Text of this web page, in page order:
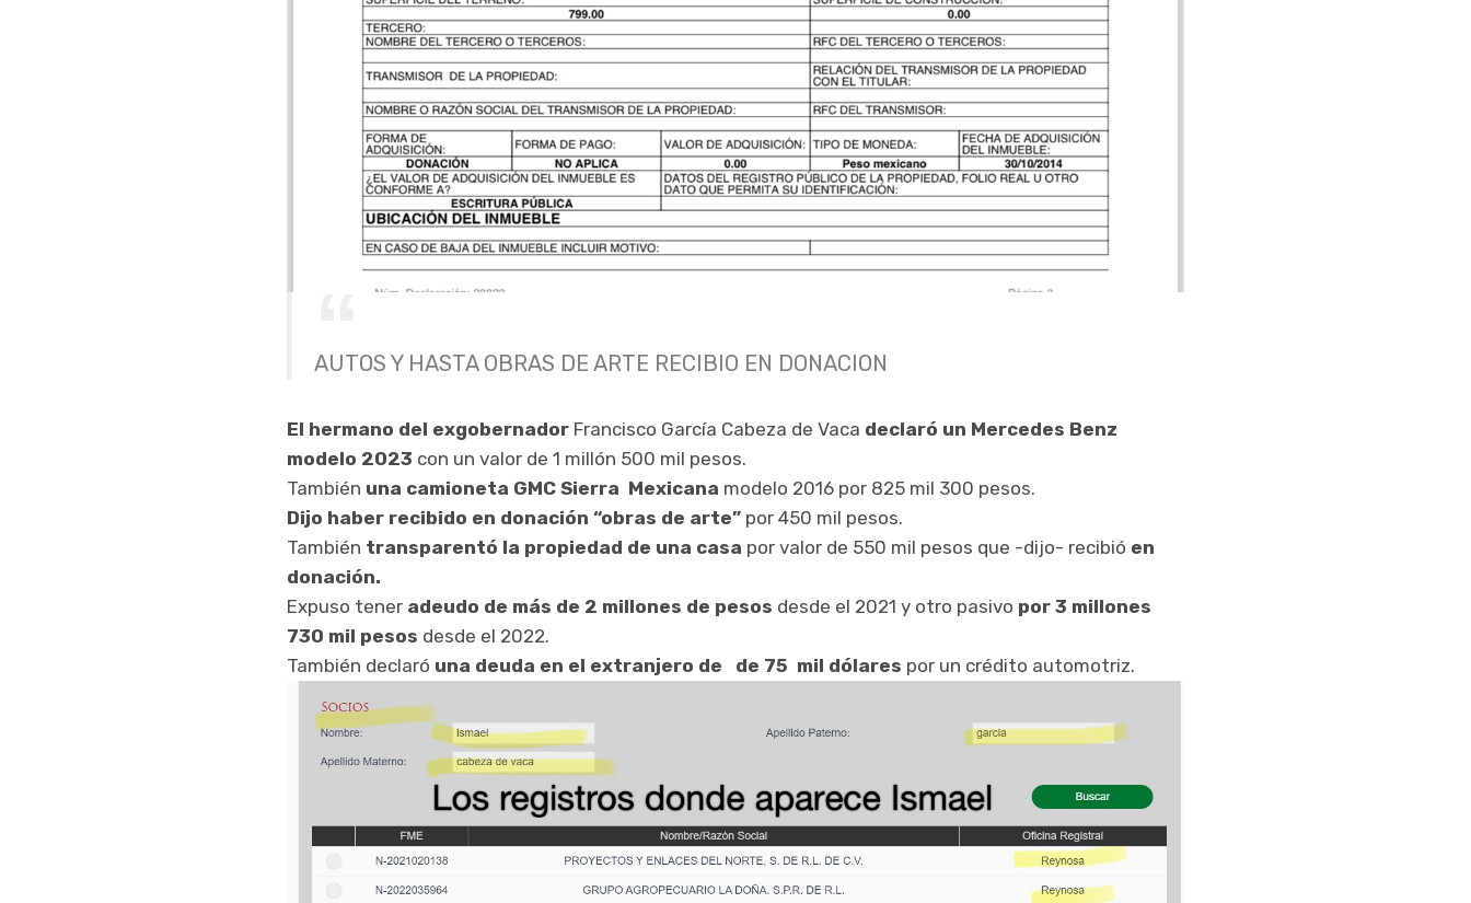
AUTOS Y HASTA OBRAS DE ARTE RECIBIO EN DONACION
El hermano del exgobernador Francisco García Cabeza de Vaca declaró un Mercedes Benz
modelo 2023 con un valor de 1 millón 500 mil pesos.
También una camioneta GMC Sierra Mexicana modelo 2016 por 825 mil 300 pesos.
Dijo haber recibido en donación “obras de arte” por 450 mil pesos.
También transparentó la propiedad de una casa por valor de 550 mil pesos que -dijo- recibió en
donación.
Expuso tener adeudo de más de 2 millones de pesos desde el 2021 y otro pasivo por 3 millones
730 mil pesos desde el 2022.
También declaró una deuda en el extranjero de de 75 mil dólares por un crédito automotriz.